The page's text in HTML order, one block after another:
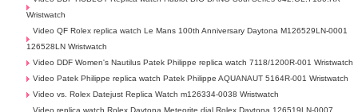
Wristwatch
Video QF Rolex replica watch Le Mans 100th Anniversary Daytona M126529LN-0001
126528LN Wristwatch
Video DDF Women's Nautilus Patek Philippe replica watch 7118/1200R-001 Wristwatch
Video Patek Philippe replica watch Patek Philippe AQUANAUT 5164R-001 Wristwatch
Video vs. Rolex Datejust Replica Watch m126334-0038 Wristwatch
Video replica watch Rolex Daytona Meteorite dial Rolex Daytona 126519LN-0007